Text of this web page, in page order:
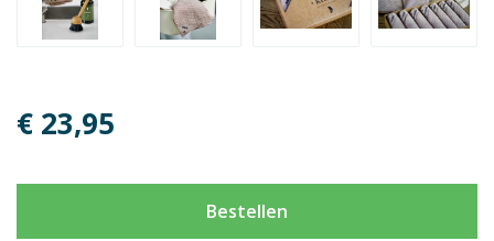
€ 23,95
Bestellen